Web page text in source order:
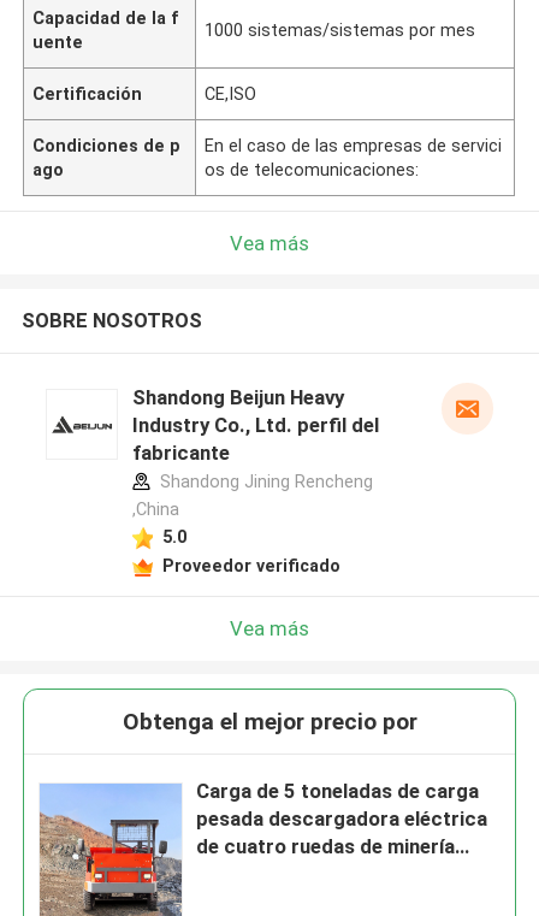
Capacidad de la f
uente
1000 sistemas/sistemas por mes
Certificación CE,ISO
Condiciones de p
ago
En el caso de las empresas de servici
os de telecomunicaciones:
Vea más
SOBRE NOSOTROS
Shandong Beijun Heavy
Industry Co., Ltd. perfil del
fabricante
Shandong Jining Rencheng
,China
5.0
Proveedor verificado
Vea más
Obtenga el mejor precio por
Carga de 5 toneladas de carga
pesada descargadora eléctrica
de cuatro ruedas de minería